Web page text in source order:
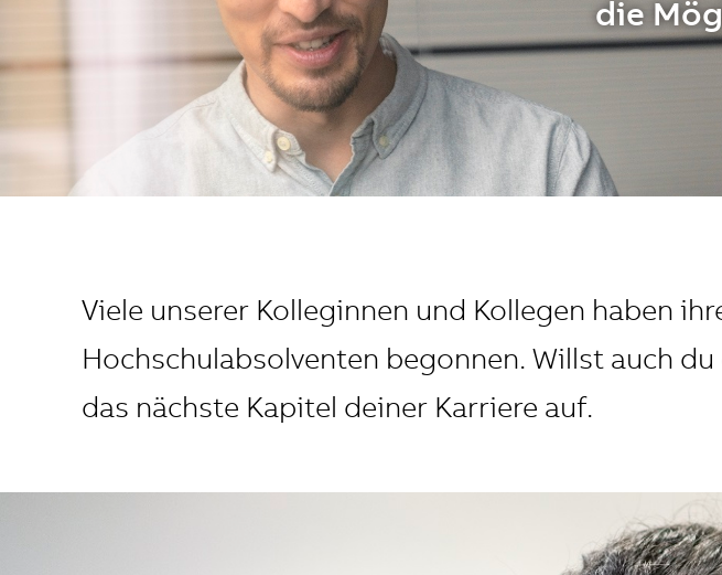
die
Viele unserer Kolleginnen und Kollegen haben
Hochschulabsolventen begonnen. Willst auch
das nächste Kapitel deiner Karriere auf.